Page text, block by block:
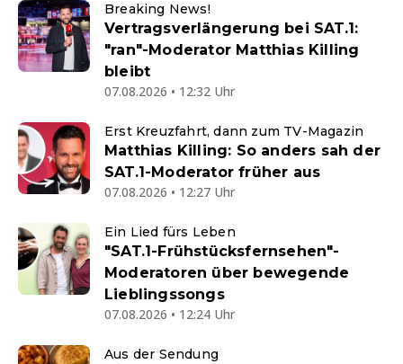
Breaking News!
Vertragsverlängerung bei SAT.1:
"ran"-Moderator Matthias Killing
bleibt
07.08.2026 • 12:32 Uhr
Erst Kreuzfahrt, dann zum TV-Magazin
Matthias Killing: So anders sah der
SAT.1-Moderator früher aus
07.08.2026 • 12:27 Uhr
Ein Lied fürs Leben
"SAT.1-Frühstücksfernsehen"-
Moderatoren über bewegende
Lieblingssongs
07.08.2026 • 12:24 Uhr
Aus der Sendung